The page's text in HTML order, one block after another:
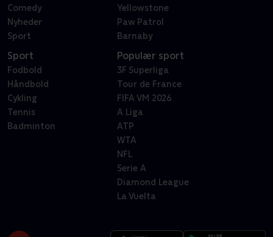
Comedy
Nyheder
Sport
Yellowstone
Paw Patrol
Barnaby
Sport
Fodbold
Håndbold
Cykling
Tennis
Badminton
Populær sport
3F Superliga
Tour de France
FIFA VM 2026
A Liga
ATP
WTA
NFL
Serie A
Diamond League
La Vuelta